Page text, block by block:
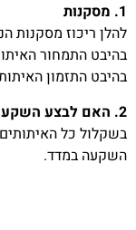
1. מסקנות
להלן ריכוז מסקנות
בהיבט התמחור
בהיבט התזמון
2. האם לבצע השקעה
בשקלול כל
השקעה במדד.